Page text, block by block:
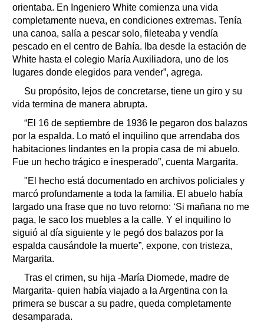
orientaba. En Ingeniero White comienza una vida
completamente nueva, en condiciones extremas. Tenía
una canoa, salía a pescar solo, fileteaba y vendía
pescado en el centro de Bahía. Iba desde la estación de
White hasta el colegio María Auxiliadora, uno de los
lugares donde elegidos para vender”, agrega.
Su propósito, lejos de concretarse, tiene un giro y su
vida termina de manera abrupta.
“El 16 de septiembre de 1936 le pegaron dos balazos
por la espalda. Lo mató el inquilino que arrendaba dos
habitaciones lindantes en la propia casa de mi abuelo.
Fue un hecho trágico e inesperado”, cuenta Margarita.
"El hecho está documentado en archivos policiales y
marcó profundamente a toda la familia. El abuelo había
largado una frase que no tuvo retorno: ‘Si mañana no me
paga, le saco los muebles a la calle. Y el inquilino lo
siguió al día siguiente y le pegó dos balazos por la
espalda causándole la muerte”, expone, con tristeza,
Margarita.
Tras el crimen, su hija -María Diomede, madre de
Margarita- quien había viajado a la Argentina con la
primera se buscar a su padre, queda completamente
desamparada.